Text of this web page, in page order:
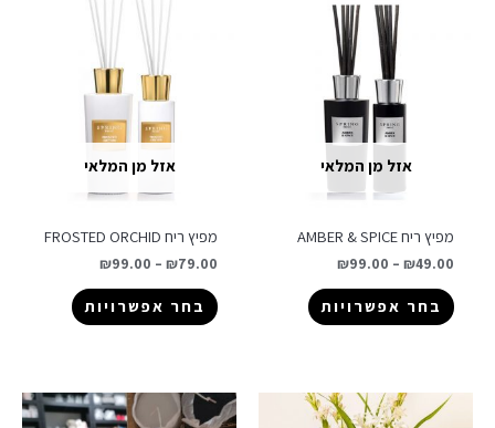
אזל מן המלאי
מפיץ ריח AMBER & SPICE
₪49.00
–
₪99.00
בחר אפשרויות
אזל מן המלאי
מפיץ ריח FROSTED ORCHID
₪79.00
–
₪99.00
בחר אפשרויות